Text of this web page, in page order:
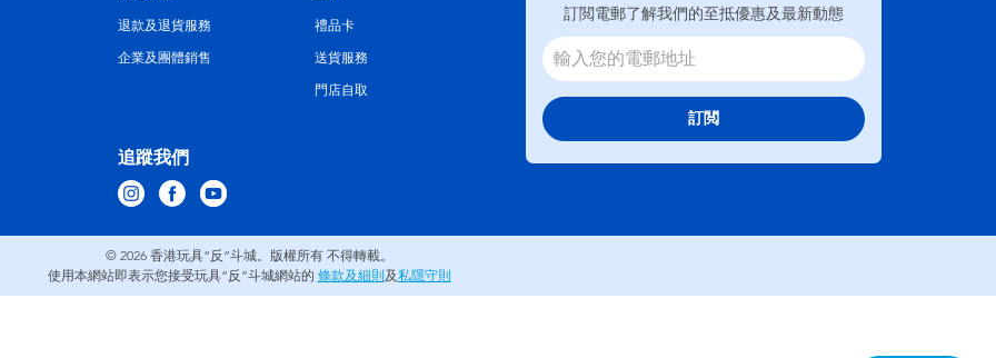
訂閲電郵了解我們的至抵優惠及最新動態
訂閲
追蹤我們
退款及退貨服務
企業及團體銷售
禮品卡
送貨服務
門店自取
© 2026 香港玩具“反”斗城。版權所有 不得轉載。
使用本網站即表示您接受玩具“反”斗城網站的 條款及細則及私隱守則